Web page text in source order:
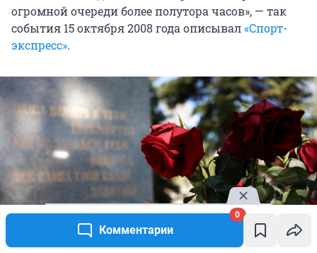
Комментарии
0
огромной очереди более полутора часов», — так
события 15 октября2008 года описывал«Спорт-
экспресс».